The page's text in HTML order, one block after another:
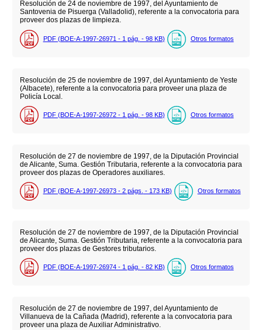
Resolución de 24 de noviembre de 1997, del Ayuntamiento de
Santovenia de Pisuerga (Valladolid), referente a la convocatoria para
proveer dos plazas de limpieza.
PDF (BOE-A-1997-26971 - 1 pág. - 98 KB) Otros formatos
Resolución de 25 de noviembre de 1997, del Ayuntamiento de Yeste
(Albacete), referente a la convocatoria para proveer una plaza de
Policía Local.
PDF (BOE-A-1997-26972 - 1 pág. - 98 KB) Otros formatos
Resolución de 27 de noviembre de 1997, de la Diputación Provincial
de Alicante, Suma. Gestión Tributaria, referente a la convocatoria para
proveer dos plazas de Operadores auxiliares.
PDF (BOE-A-1997-26973 - 2 págs. - 173 KB) Otros formatos
Resolución de 27 de noviembre de 1997, de la Diputación Provincial
de Alicante, Suma. Gestión Tributaria, referente a la convocatoria para
proveer dos plazas de Gestores tributarios.
PDF (BOE-A-1997-26974 - 1 pág. - 82 KB) Otros formatos
Resolución de 27 de noviembre de 1997, del Ayuntamiento de
Villanueva de la Cañada (Madrid), referente a la convocatoria para
proveer una plaza de Auxiliar Administrativo.